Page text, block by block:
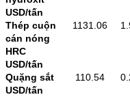
USD/tấn
Thép cuộn
cán nóng
HRC
USD/tấn
1131.06
Quặng sắt
USD/tấn
110.54